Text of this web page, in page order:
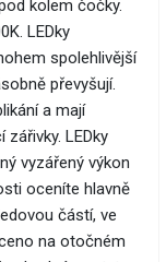
kolem čočky.
LEDky
spolehlivější
převyšují.
a mají
LEDky
vyzářený výkon
oceníte hlavně
částí, ve
na otočném